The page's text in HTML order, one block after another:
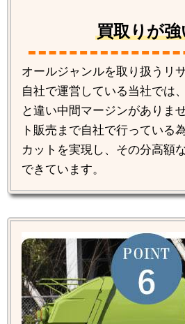
買取りが
オールジャンルを取り扱うリ
自社で運営している当社では
と違い中間マージンがありま
ト販売まで自社で行っている
カットを実現し、その分高額
できています。